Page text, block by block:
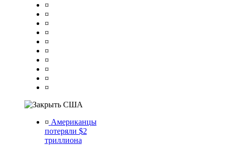
¤
¤
¤
¤
¤
¤
¤
¤
¤
¤
США
¤ Американцы
потеряли $2
триллиона